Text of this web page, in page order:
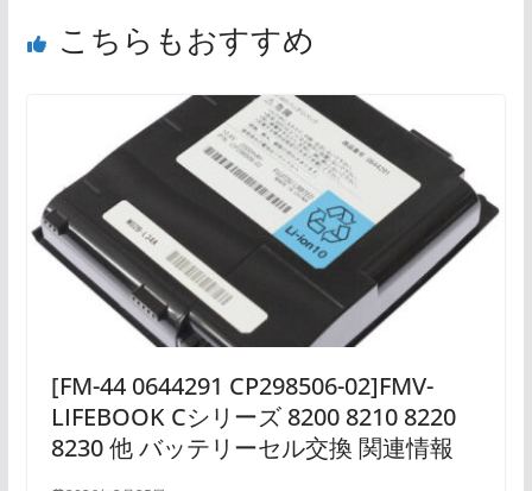
こちらもおすすめ
[FM-44 0644291 CP298506-02]FMV-
LIFEBOOK Cシリーズ 8200 8210 8220
8230 他 バッテリーセル交換 関連情報